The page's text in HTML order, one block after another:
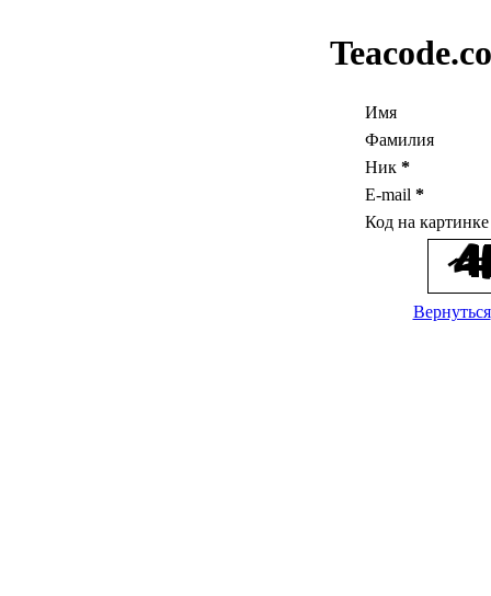
Имя
Фамилия
Ник *
E-mail *
Код на
Вернуться